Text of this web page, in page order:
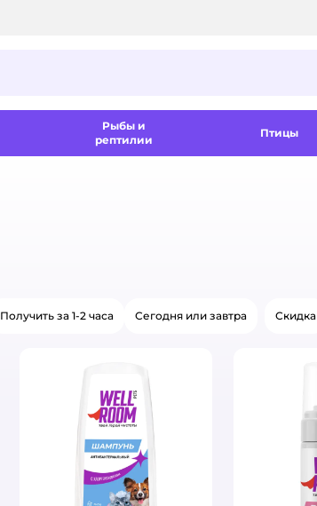
Рыбы и
рептилии
Птицы
Получить за 1-2 часа Сегодня или завтра Скидка